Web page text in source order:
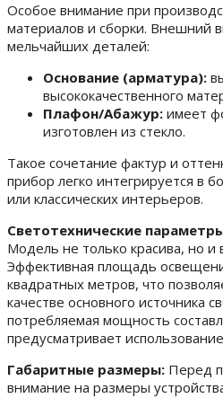
Особое внимание при
материалов и сборки. Внешний
мельчайших деталей:
Основание (арматура):
высококачественного
Плафон/Абажур: имеет
изготовлен из стекло.
Такое сочетание фактур и
прибор легко интегрируется в
или классических интерьеров.
Светотехнические
Модель не только красива, но и
Эффективная площадь
квадратных метров, что
качестве основного источника
потребляемая мощность
предусматривает
Габаритные размеры: Перед
внимание на размеры